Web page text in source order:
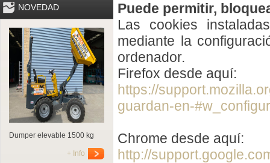
NOVEDAD
Dumper elevable 1500 kg
+ Info
Puede permitir,
Las cookies
mediante la
ordenador.
Firefox desde aquí:
https://
guardan-en-
Chrome desde aquí:
http://